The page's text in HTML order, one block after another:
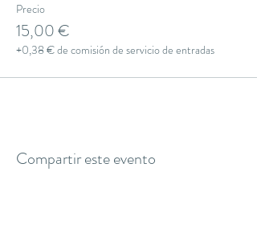
Precio
15,00 €
+0,38 € de comisión de servicio de entradas
Compartir este evento